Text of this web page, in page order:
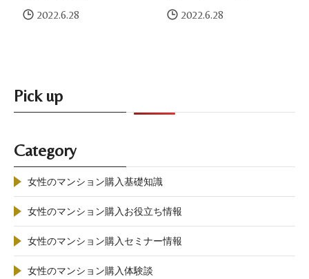
2022.6.28 2022.6.28
Pick up
Category
女性のマンション購入基礎知識
女性のマンション購入お役立ち情報
女性のマンション購入セミナー情報
女性のマンション購入体験談